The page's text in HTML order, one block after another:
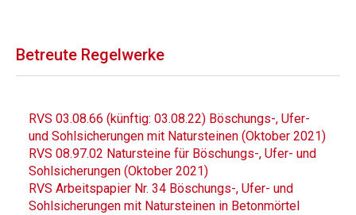
Betreute Regelwerke
RVS 03.08.66 (künftig: 03.08.22) Böschungs-, Ufer-
und Sohlsicherungen mit Natursteinen (Oktober 2021)
RVS 08.97.02 Natursteine für Böschungs-, Ufer- und
Sohlsicherungen (Oktober 2021)
RVS Arbeitspapier Nr. 34 Böschungs-, Ufer- und
Sohlsicherungen mit Natursteinen in Betonmörtel